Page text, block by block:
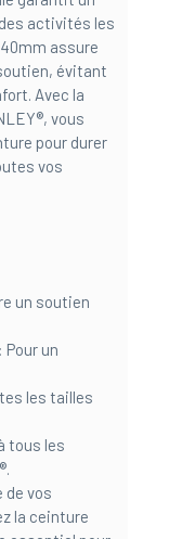
activités les
assure
évitant
Avec la
vous
pour durer
vos
un soutien
: Pour un
les tailles
tous les
de vos
la ceinture